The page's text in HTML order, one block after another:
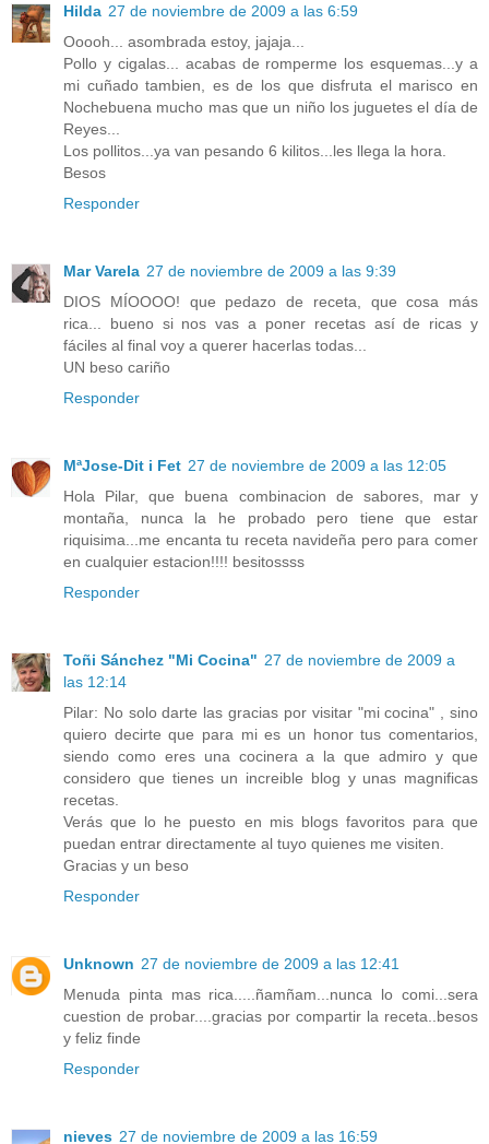
Hilda 27 de noviembre de 2009 a las 6:59
Ooooh... asombrada estoy, jajaja...
Pollo y cigalas... acabas de romperme los esquemas...y a
mi cuñado tambien, es de los que disfruta el marisco en
Nochebuena mucho mas que un niño los juguetes el día de
Reyes...
Los pollitos...ya van pesando 6 kilitos...les llega la hora.
Besos
Responder
Mar Varela 27 de noviembre de 2009 a las 9:39
DIOS MÍOOOO! que pedazo de receta, que cosa más
rica... bueno si nos vas a poner recetas así de ricas y
fáciles al final voy a querer hacerlas todas...
UN beso cariño
Responder
MªJose-Dit i Fet 27 de noviembre de 2009 a las 12:05
Hola Pilar, que buena combinacion de sabores, mar y
montaña, nunca la he probado pero tiene que estar
riquisima...me encanta tu receta navideña pero para comer
en cualquier estacion!!!! besitossss
Responder
Toñi Sánchez "Mi Cocina" 27 de noviembre de 2009 a
las 12:14
Pilar: No solo darte las gracias por visitar "mi cocina" , sino
quiero decirte que para mi es un honor tus comentarios,
siendo como eres una cocinera a la que admiro y que
considero que tienes un increible blog y unas magnificas
recetas.
Verás que lo he puesto en mis blogs favoritos para que
puedan entrar directamente al tuyo quienes me visiten.
Gracias y un beso
Responder
Unknown 27 de noviembre de 2009 a las 12:41
Menuda pinta mas rica.....ñamñam...nunca lo comi...sera
cuestion de probar....gracias por compartir la receta..besos
y feliz finde
Responder
nieves 27 de noviembre de 2009 a las 16:59